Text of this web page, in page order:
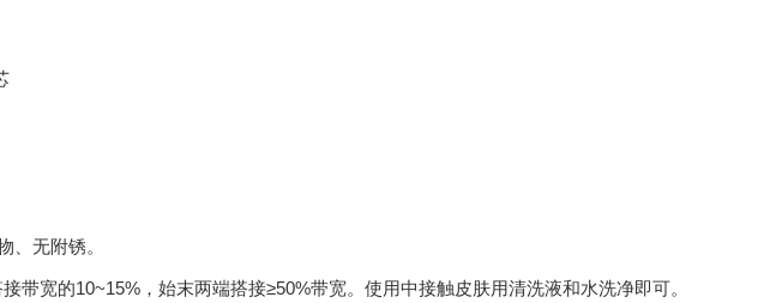
、无附锈。
带宽的10~15%，始末两端搭接≥50%带宽。使用中接触皮肤用清洗液和水洗净即可。